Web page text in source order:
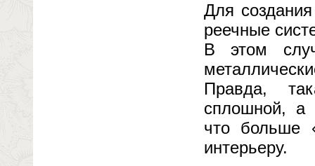
Для
реечные
В этом
Правда,
сплошной, а
что больше
интерьеру.